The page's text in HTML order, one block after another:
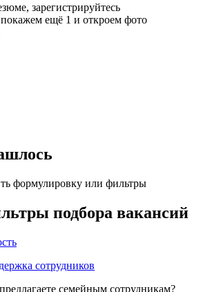
зарегистрируйтесь
ещё 1 и откроем фото
формулировку или фильтры
подбора вакансий
сотрудников
семейным сотрудникам?